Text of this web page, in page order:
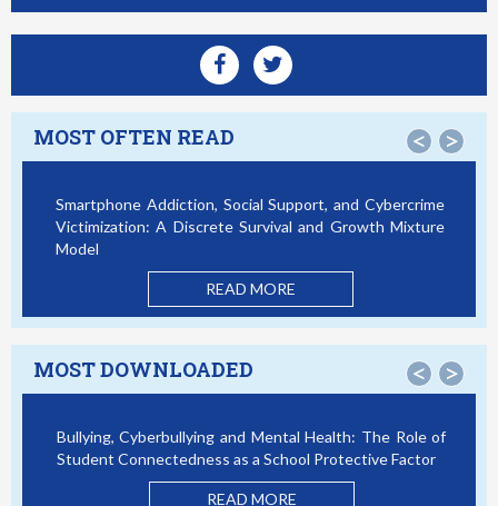
MOST OFTEN READ < >
Smartphone Addiction, Social Support, and Cybercrime
Victimization: A Discrete Survival and Growth Mixture
Model
READ MORE
MOST DOWNLOADED < >
Bullying, Cyberbullying and Mental Health: The Role of
Student Connectedness as a School Protective Factor